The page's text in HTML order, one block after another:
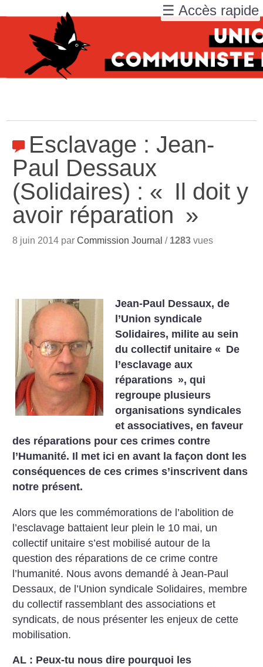
Esclavage : Jean-
Paul Dessaux
(Solidaires) : « Il doit y
avoir réparation »
8 juin 2014 parCommission Journal / 1283 vues
Jean-Paul Dessaux, de
l’Union syndicale
Solidaires, milite au sein
du collectif unitaire « De
l’esclavage aux
réparations », qui
regroupe plusieurs
organisations syndicales
et associatives, en faveur
des réparations pour ces crimes contre
l’Humanité. Il met ici en avant la façon dont les
conséquences de ces crimes s’inscrivent dans
notre présent.
Alors que les commémorations de l’abolition de
l’esclavage battaient leur plein le 10 mai, un
collectif unitaire s’est mobilisé autour de la
question des réparations de ce crime contre
l’humanité. Nous avons demandé à Jean-Paul
Dessaux, de l’Union syndicale Solidaires, membre
du collectif rassemblant des associations et
syndicats, de nous présenter les enjeux de cette
mobilisation.
AL : Peux-tu nous dire pourquoi les
☰ Accès rapide